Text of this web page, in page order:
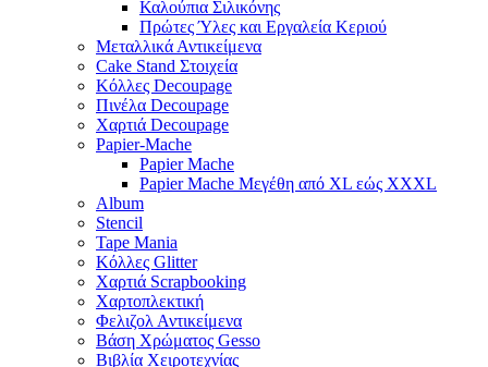
Καλούπια Σιλικόνης
Πρώτες Ύλες και Εργαλεία Κεριού
Μεταλλικά Αντικείμενα
Cake Stand Στοιχεία
Κόλλες Decoupage
Πινέλα Decoupage
Χαρτιά Decoupage
Papier-Mache
Papier Mache
Papier Mache Μεγέθη από XL εώς XXXL
Album
Stencil
Tape Mania
Κόλλες Glitter
Χαρτιά Scrapbooking
Χαρτοπλεκτική
Φελιζολ Αντικείμενα
Βάση Χρώματος Gesso
Βιβλία Χειροτεχνίας